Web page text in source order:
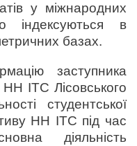
у міжнародних
індексуються в
базах.
заступника
ІТС Лісовського
студентської
НН ІТС під час
діяльність